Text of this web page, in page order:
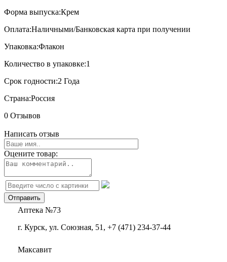
Форма выпуска:Крем
Оплата:Наличными/Банковская карта при получении
Упаковка:Флакон
Количество в упаковке:1
Срок годности:2 Года
Страна:Россия
0 Отзывов
Написать отзыв
Оцените товар:
Аптека №73
г. Курск, ул. Союзная, 51, +7 (471) 234-37-44
Максавит